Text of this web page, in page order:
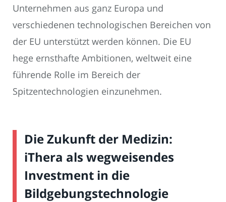
Unternehmen aus ganz Europa und
verschiedenen technologischen Bereichen von
der EU unterstützt werden können. Die EU
hege ernsthafte Ambitionen, weltweit eine
führende Rolle im Bereich der
Spitzentechnologien einzunehmen.
Die Zukunft der Medizin:
iThera als wegweisendes
Investment in die
Bildgebungstechnologie